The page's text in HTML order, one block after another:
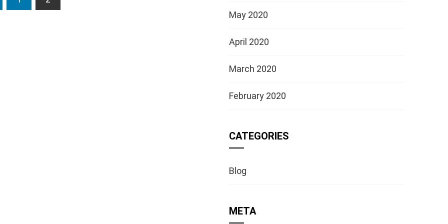
May 2020
April 2020
March 2020
February 2020
CATEGORIES
Blog
META